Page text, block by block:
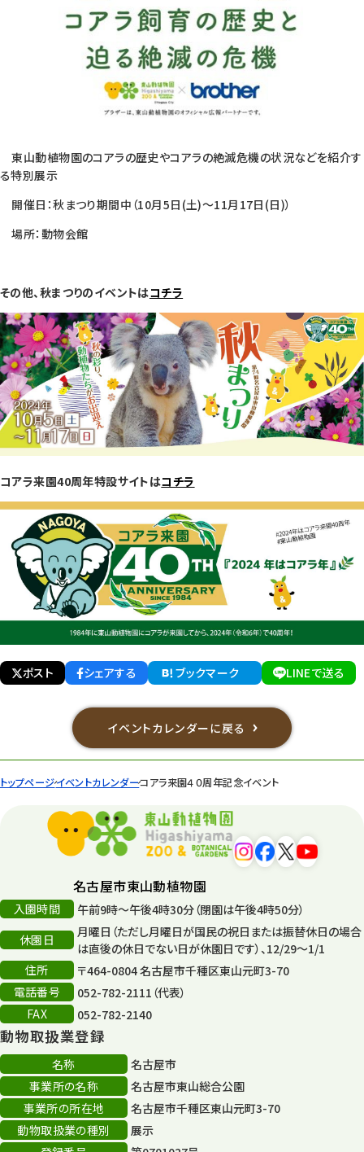
トップページイベントカレンダーコアラ来園４０周年記念イベント
東山動植物園のコアラの歴史やコアラの絶滅危機の状況などを紹介す
る特別展示
開催日：秋まつり期間中（10月5日(土)～11月17日(日)）
場所：動物会館
その他、秋まつりのイベントはコチラ
コアラ来園40周年特設サイトはコチラ
ポスト シェアする ブックマーク LINEで送る
イベントカレンダーに戻る
名古屋市東山動植物園
入園時間
午前9時～午後4時30分（閉園は午後4時50分）
休園日
月曜日（ただし月曜日が国民の祝日または振替休日の場合
は直後の休日でない日が休園日です）、12/29～1/1
住所
〒464-0804 名古屋市千種区東山元町3-70
電話番号
052-782-2111（代表）
FAX
052-782-2140
動物取扱業登録
名称
名古屋市
事業所の名称
名古屋市東山総合公園
事業所の所在地
名古屋市千種区東山元町3-70
動物取扱業の種別
展示